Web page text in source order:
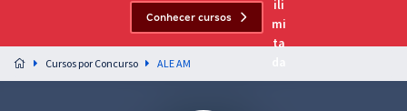
Preparação completa e intensiva para as principais
residências em saúde do Brasil
Conhecer cursos
Cursos por Concurso ALE AM